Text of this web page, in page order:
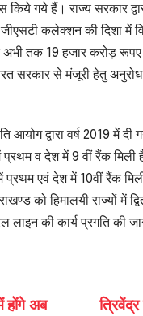
किये गये हैं। राज्य सरकार
कलेक्शन की दिशा में
अभी तक 19 हजार करोड़
सरकार से मंजूरी हेतु
आयोग द्वारा वर्ष 2019 में
व देश में 9 वीं रैंक मिली
एवं देश में 10वीं रैंक
को हिमालयी राज्यों में
की कार्य प्रगति की
होंगे अब